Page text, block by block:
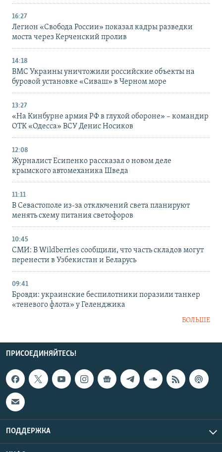
16:27
Легион «Свобода России» показал кадры разведки
моста через Керченский пролив
14:18
ВМС Украины уничтожили российские объекты на
буровой установке «Сиваш» в Черном море
13:27
«На Кинбурне армия РФ в глухой обороне» – командир
ОТК «Одесса» ВСУ Денис Носиков
12:08
Журналист Есипенко рассказал о новом деле
крымского автомеханика Шведа
11:11
В Севастополе из-за отключений света планируют
менять схему питания светофоров
10:45
СМИ: В Wildberries сообщили, что часть складов могут
перенести в Узбекистан и Беларусь
09:41
Бровди: украинские беспилотники поразили танкер
«теневого флота» у Геленджика
БОЛЬШЕ
ПРИСОЕДИНЯЙТЕСЬ!
ПОДДЕРЖКА